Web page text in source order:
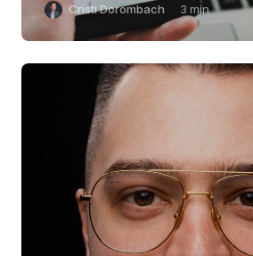
Cristi Dorombach 3 min